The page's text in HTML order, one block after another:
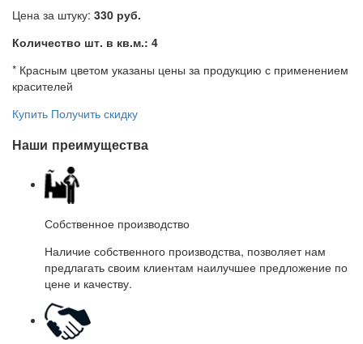
Цена за штуку: 330 руб.
Количество шт. в кв.м.: 4
* Красным цветом указаны цены за продукцию с применением
красителей
Купить Получить скидку
Наши преимущества
Собственное производство
Наличие собственного производства, позволяет нам
предлагать своим клиентам наилучшее предложение по
цене и качеству.